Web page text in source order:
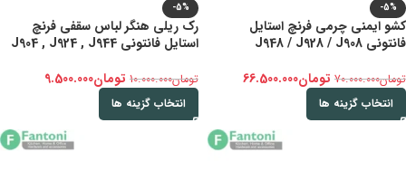
-5%
کشو ایمنی چرمی فرنچ استایل
فانتونی J948 / J928 / J908
تومان70.000.000 تومان66.500.000
انتخاب گزینه ها
-5%
رک ریلی هنگر لباس سقفی فرنچ
استایل فانتونی J904 , J924 , J944
تومان10.000.000 تومان9.500.000
انتخاب گزینه ها